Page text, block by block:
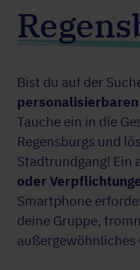
Bist du auf der
Tauche ein in die
Regensburgs und
Stadtrundgang! Ein
oder
Smartphone
deine Gruppe,